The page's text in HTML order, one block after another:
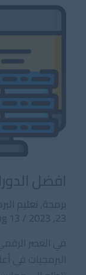
بإستخدام
JavaScript
افضل
برمجة,تعليم
23, 2023
/
13 minutes of reading